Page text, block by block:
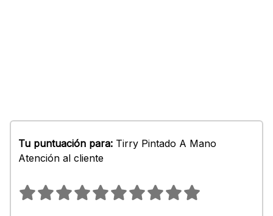
Tu puntuación para: Tirry Pintado A Mano
Atención al cliente